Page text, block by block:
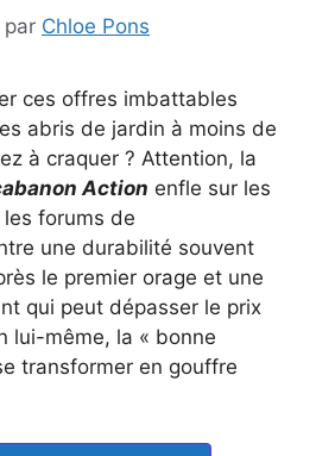
par Chloe Pons
ces offres imbattables
abris de jardin à moins de
à craquer ? Attention, la
Action enfle sur les
forums de
une durabilité souvent
le premier orage et une
qui peut dépasser le prix
lui-même, la « bonne
transformer en gouffre